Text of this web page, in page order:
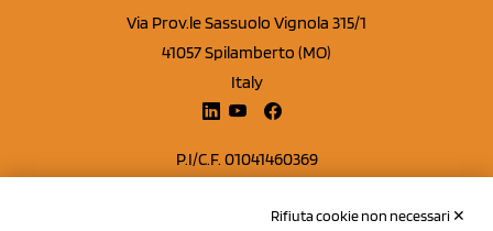
Via Prov.le Sassuolo Vignola 315/1
41057 Spilamberto (MO)
Italy
P.I/C.F. 01041460369
Capitale sociale Euro 50.000,00 i.v.Rifiuta cookie non necessari ✕